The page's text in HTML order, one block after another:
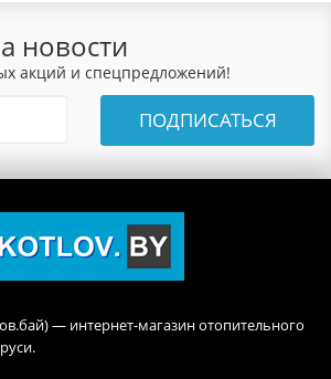
новости
акций и спецпредложений!
ПОДПИСАТЬСЯ
— интернет-магазин отопительного